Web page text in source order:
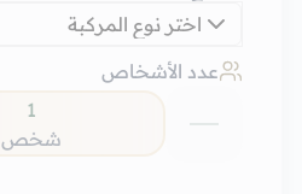
اختر نوع المركبة
عدد الأشخاص
1
شخص